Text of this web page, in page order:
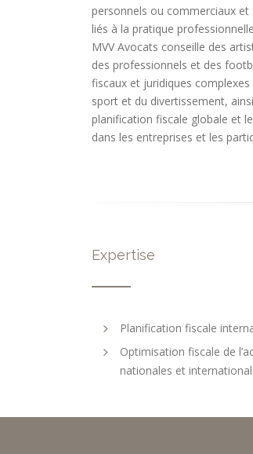
personnels ou commerciaux et
liés à la pratique
MVV Avocats conseille des
des professionnels et des
fiscaux et juridiques
sport et du divertissement,
planification fiscale globale et
dans les entreprises et les
Expertise
Planification fiscale
Optimisation fiscale de
nationales et